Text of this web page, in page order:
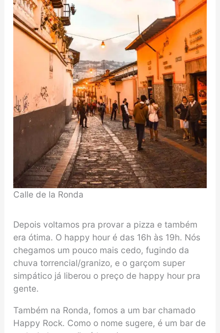
Calle de la Ronda
Depois voltamos pra provar a pizza e também
era ótima. O happy hour é das 16h às 19h. Nós
chegamos um pouco mais cedo, fugindo da
chuva torrencial/granizo, e o garçom super
simpático já liberou o preço de happy hour pra
gente.
Também na Ronda, fomos a um bar chamado
Happy Rock. Como o nome sugere, é um bar de